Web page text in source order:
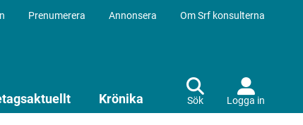
Prenumerera Annonsera Om Srf konsulterna
Krönika Sök Logga in